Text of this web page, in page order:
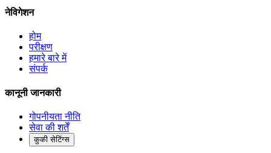
नेविगेशन
होम
परीक्षण
हमारे बारे में
संपर्क
कानूनी जानकारी
गोपनीयता नीति
सेवा की शर्तें
कुकी सेटिंग्स